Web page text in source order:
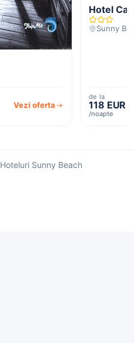
Vezi oferta
Hotel
Sunny
de la
118 EUR
/noapte
Hoteluri Sunny Beach